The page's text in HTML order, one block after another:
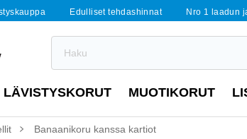
Edulliset tehdashinnat Nro 1 laadun
LÄVISTYSKORUT MUOTIKORUT
Banaanikoru kanssa kartiot